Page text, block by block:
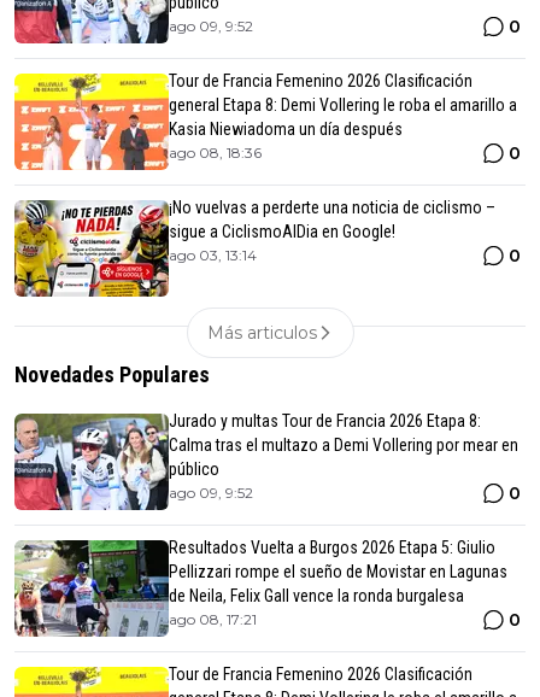
ago 09, 9:52 0
Tour de Francia Femenino 2026 Clasificación
general Etapa 8: Demi Vollering le roba el amarillo a
Kasia Niewiadoma un día después
ago 08, 18:36 0
¡No vuelvas a perderte una noticia de ciclismo –
sigue a CiclismoAlDia en Google!
ago 03, 13:14 0
Más articulos
Novedades Populares
Jurado y multas Tour de Francia 2026 Etapa 8:
Calma tras el multazo a Demi Vollering por mear en
público
ago 09, 9:52 0
Resultados Vuelta a Burgos 2026 Etapa 5: Giulio
Pellizzari rompe el sueño de Movistar en Lagunas
de Neila, Felix Gall vence la ronda burgalesa
ago 08, 17:21 0
Tour de Francia Femenino 2026 Clasificación